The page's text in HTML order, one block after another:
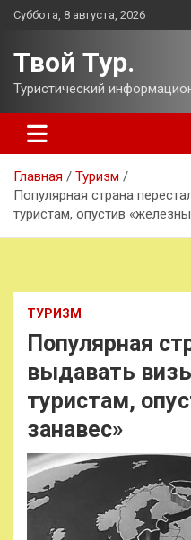
Перейти
Суббота, 8 августа, 2026
Твой Тур.
Туристический
Главная
Туризм
Популярная страна
туристам, опустив
ТУРИЗМ
Популярная
выдавать
туристам,
занавес»